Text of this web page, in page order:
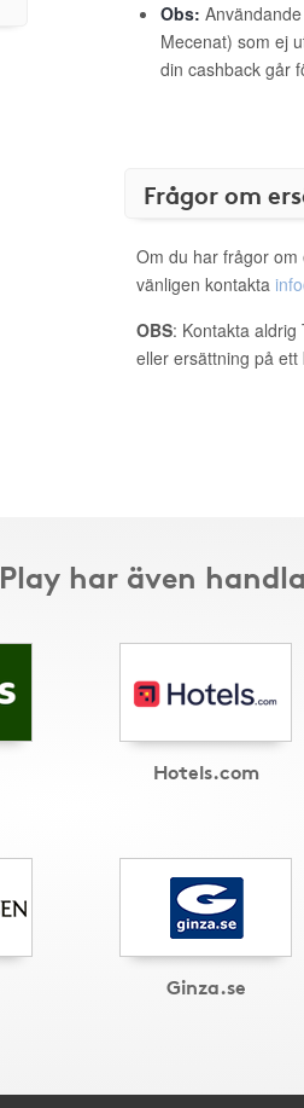
Obs:
Mecenat) som ej
din cashback går
Frågor om
Om du har frågor
vänligen kontakta
OBS: Kontakta
eller ersättning på
har även
Hotels.com
Ginza.se